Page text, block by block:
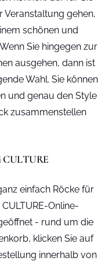
Veranstaltung gehen,
schönen und
Sie hingegen zur
ausgehen, dann ist
Wahl. Sie können
und genau den Style
zusammenstellen
CULTURE
einfach Röcke für
Online-
- rund um die
klicken Sie auf
innerhalb von